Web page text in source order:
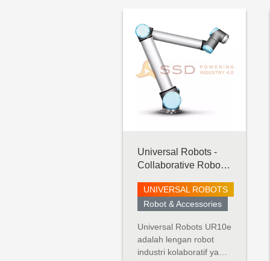
SAMICK PRECISION
Quality, Health, Safety &
Environmental
SHISHIDO
ELECTROSTATIC
OHM ELECTRIC
Universal Robots -
Collaborative Robot -
UNIVERSAL ROBOTS
Robot & Accessories
Universal Robots UR10e
adalah lengan robot
industri kolaboratif yang